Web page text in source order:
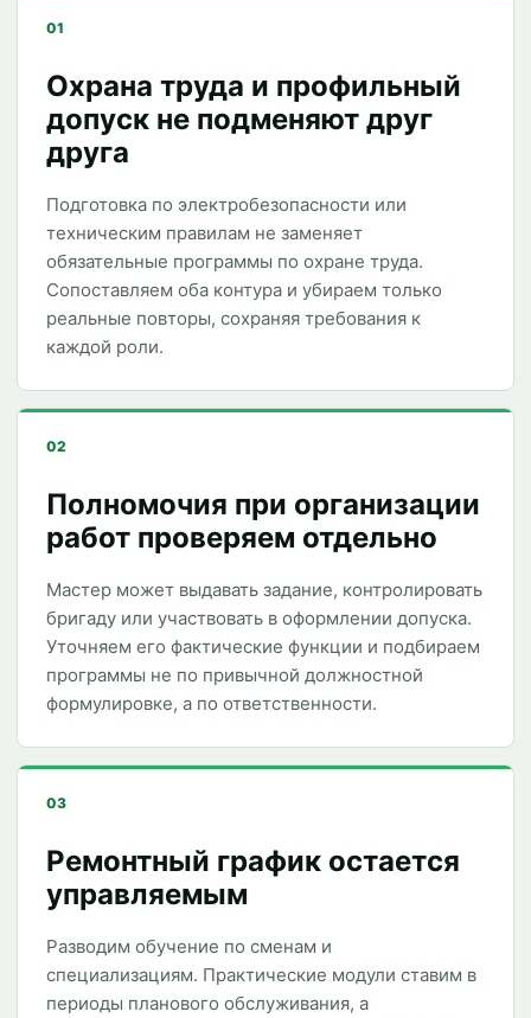
01
Охрана труда и профильный
допуск не подменяют друг
друга
Подготовка по электробезопасности или
техническим правилам не заменяет
обязательные программы по охране труда.
Сопоставляем оба контура и убираем только
реальные повторы, сохраняя требования к
каждой роли.
02
Полномочия при организации
работ проверяем отдельно
Мастер может выдавать задание, контролировать
бригаду или участвовать в оформлении допуска.
Уточняем его фактические функции и подбираем
программы не по привычной должностной
формулировке, а по ответственности.
03
Ремонтный график остается
управляемым
Разводим обучение по сменам и
специализациям. Практические модули ставим в
периоды планового обслуживания, а